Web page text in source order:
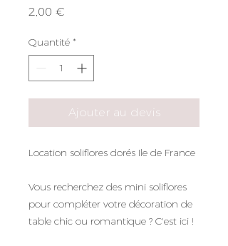
2,00 €
Quantité *
Ajouter au devis
Location soliflores dorés Ile de France
Vous recherchez des mini soliflores
pour compléter votre décoration de
table chic ou romantique ? C'est ici !